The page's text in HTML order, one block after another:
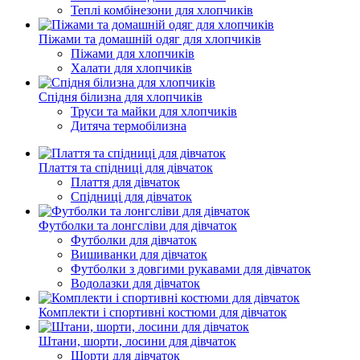
Теплі комбінезони для хлопчиків
Піжами та домашній одяг для хлопчиків
Піжами для хлопчиків
Халати для хлопчиків
Спідня білизна для хлопчиків
Труси та майки для хлопчиків
Дитяча термобілизна
Плаття та спідниці для дівчаток
Плаття для дівчаток
Спідниці для дівчаток
Футболки та лонгсліви для дівчаток
Футболки для дівчаток
Вишиванки для дівчаток
Футболки з довгими рукавами для дівчаток
Водолазки для дівчаток
Комплекти і спортивні костюми для дівчаток
Штани, шорти, лосини для дівчаток
Шорти для дівчаток